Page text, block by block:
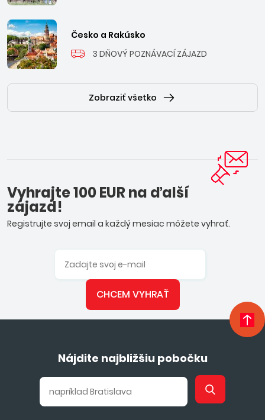
Česko a Rakúsko
3 DŇOVÝ POZNÁVACÍ ZÁJAZD
Zobraziť všetko
Vyhrajte 100 EUR na ďalší
zájazd!
Registrujte svoj email a každý mesiac môžete vyhrať.
CHCEM VYHRAŤ
Nájdite najbližšiu pobočku